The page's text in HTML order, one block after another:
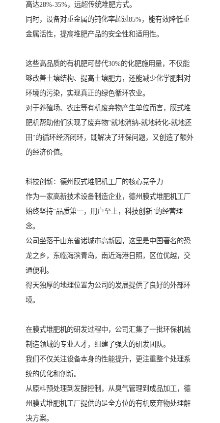
高达28%-35%，远超传统堆肥方式。
同时，设备对重金属的钝化率超过85%，能有效降低重
金属活性，提高堆肥产品的安全性和适用性。
这些高品质的有机肥可替代30%的化肥施用量，不仅能
够改善土壤结构、提高土壤肥力，还能减少化学肥料对
环境的污染，实现真正的绿色循环农业。
对于养殖场、农庄等有机废弃物产生单位而言，膜式堆
肥机帮助他们实现了废弃物"就地消纳-就地转化-就地还
田"的循环经济闭环，既解决了环保问题，又创造了额外
的经济价值。
科技创新：德州膜式堆肥机工厂的核心竞争力
作为一家高新技术设备制造企业，德州膜式堆肥机工厂
始终坚持"品质第一，用户至上，科技创新"的经营理
念。
公司坐落于山东省诸城市高新园，这里是中国著名的恐
龙之乡，东临海滨青岛，南近海港日照，区位优越，交
通便利。
得天独厚的地理位置为公司的发展提供了良好的外部环
境。
在膜式堆肥机的研发过程中，公司汇集了一批环保机械
制造领域的专业人才，组建了强大的研发团队。
我们不仅关注设备本身的性能提升，更注重整个处理系
统的优化和创新。
从原料预处理到发酵控制，从臭气管理到成品加工，德
州膜式堆肥机工厂提供的是全方位的有机废弃物处理解
决方案。